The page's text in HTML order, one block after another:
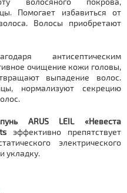
Помогает избавиться от
Волосы приобретают
антисептическим
очищение кожи головы,
выпадение волос.
нормализуют секрецию
ARUS LEIL «Невеста
эффективно препятствует
электрического
укладку.